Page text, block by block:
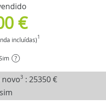
€
incluídas)1
?
novo3 : 25350 €